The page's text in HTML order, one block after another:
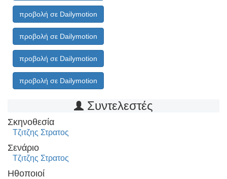
προβολή σε Dailymotion
προβολή σε Dailymotion
προβολή σε Dailymotion
προβολή σε Dailymotion
Συντελεστές
Σκηνοθεσία
Τζιτζης Στρατος
Σενάριο
Τζιτζης Στρατος
Ηθοποιοί